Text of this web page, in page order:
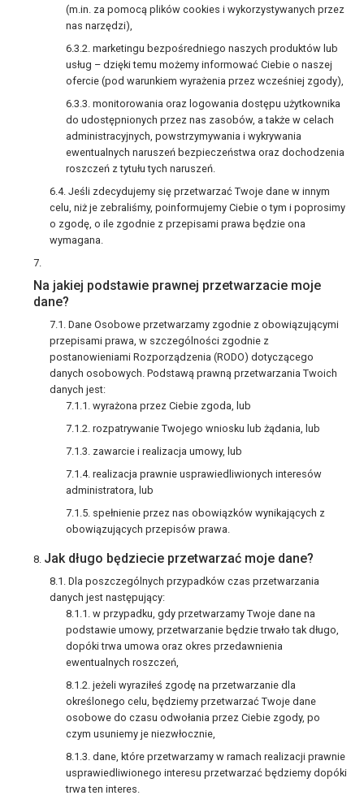
(m.in. za pomocą plików cookies i wykorzystywanych przez
nas narzędzi),
marketingu bezpośredniego naszych produktów lub
usług – dzięki temu możemy informować Ciebie o naszej
ofercie (pod warunkiem wyrażenia przez wcześniej zgody),
monitorowania oraz logowania dostępu użytkownika
do udostępnionych przez nas zasobów, a także w celach
administracyjnych, powstrzymywania i wykrywania
ewentualnych naruszeń bezpieczeństwa oraz dochodzenia
roszczeń z tytułu tych naruszeń.
Jeśli zdecydujemy się przetwarzać Twoje dane w innym
celu, niż je zebraliśmy, poinformujemy Ciebie o tym i poprosimy
o zgodę, o ile zgodnie z przepisami prawa będzie ona
wymagana.
Na jakiej podstawie prawnej przetwarzacie moje
dane?
Dane Osobowe przetwarzamy zgodnie z obowiązującymi
przepisami prawa, w szczególności zgodnie z
postanowieniami Rozporządzenia (RODO) dotyczącego
danych osobowych. Podstawą prawną przetwarzania Twoich
danych jest:
wyrażona przez Ciebie zgoda, lub
rozpatrywanie Twojego wniosku lub żądania, lub
zawarcie i realizacja umowy, lub
realizacja prawnie usprawiedliwionych interesów
administratora, lub
spełnienie przez nas obowiązków wynikających z
obowiązujących przepisów prawa.
Jak długo będziecie przetwarzać moje dane?
Dla poszczególnych przypadków czas przetwarzania
danych jest następujący:
w przypadku, gdy przetwarzamy Twoje dane na
podstawie umowy, przetwarzanie będzie trwało tak długo,
dopóki trwa umowa oraz okres przedawnienia
ewentualnych roszczeń,
jeżeli wyraziłeś zgodę na przetwarzanie dla
określonego celu, będziemy przetwarzać Twoje dane
osobowe do czasu odwołania przez Ciebie zgody, po
czym usuniemy je niezwłocznie,
dane, które przetwarzamy w ramach realizacji prawnie
usprawiedliwionego interesu przetwarzać będziemy dopóki
trwa ten interes.